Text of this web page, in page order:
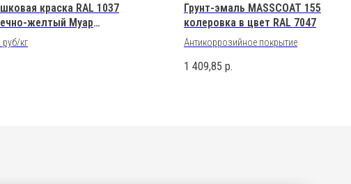
краска RAL 1037
желтый Муар
руб/кг
Грунт-эмаль MASSCOAT 155
колеровка в цвет RAL 7047
Антикоррозийное покрытие
1 409,85 р.